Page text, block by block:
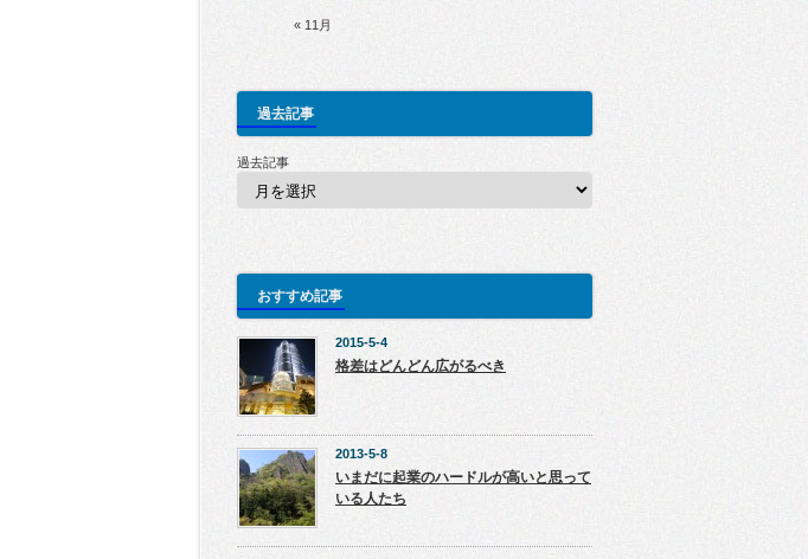
« 11月
過去記事
過去記事
おすすめ記事
2015-5-4
格差はどんどん広がるべき
2013-5-8
いまだに起業のハードルが高いと思って
いる人たち